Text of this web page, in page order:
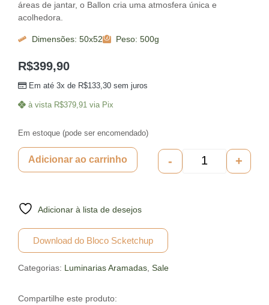
áreas de jantar, o Ballon cria uma atmosfera única e
acolhedora.
Dimensões: 50x52 Peso: 500g
R$399,90
Em até 3x de R$133,30 sem juros
à vista R$379,91 via Pix
Em estoque (pode ser encomendado)
- +
Adicionar ao carrinho
Adicionar à lista de desejos
Download do Bloco Scketchup
Categorias: Luminarias Aramadas Sale
Compartilhe este produto: